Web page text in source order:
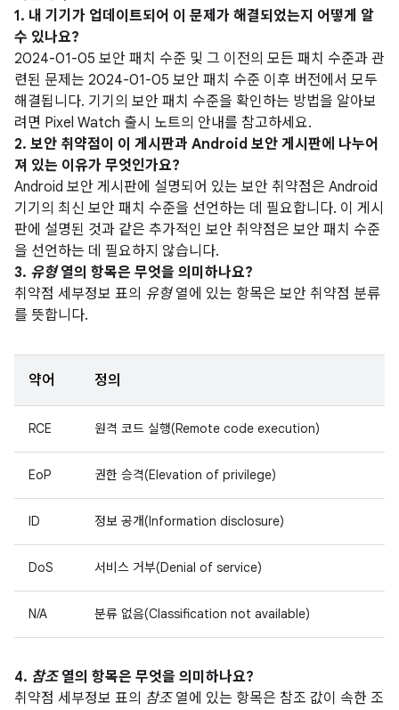
1. 내 기기가 업데이트되어 이 문제가 해결되었는지 어떻게 알
수 있나요?
2024-01-05 보안 패치 수준 및 그 이전의 모든 패치 수준과 관
련된 문제는 2024-01-05 보안 패치 수준 이후 버전에서 모두
해결됩니다. 기기의 보안 패치 수준을 확인하는 방법을 알아보
려면 Pixel Watch 출시 노트의 안내를 참고하세요.
2. 보안 취약점이 이 게시판과 Android 보안 게시판에 나누어
져 있는 이유가 무엇인가요?
Android 보안 게시판에 설명되어 있는 보안 취약점은 Android
기기의 최신 보안 패치 수준을 선언하는 데 필요합니다. 이 게시
판에 설명된 것과 같은 추가적인 보안 취약점은 보안 패치 수준
을 선언하는 데 필요하지 않습니다.
3. 유형열의 항목은 무엇을 의미하나요?
취약점 세부정보 표의 유형열에 있는 항목은 보안 취약점 분류
를 뜻합니다.
약어 정의
RCE 원격 코드 실행(Remote code execution)
EoP 권한 승격(Elevation of privilege)
ID 정보 공개(Information disclosure)
DoS 서비스 거부(Denial of service)
N/A 분류 없음(Classification not available)
4. 참조열의 항목은 무엇을 의미하나요?
취약점 세부정보 표의 참조열에 있는 항목은 참조 값이 속한 조